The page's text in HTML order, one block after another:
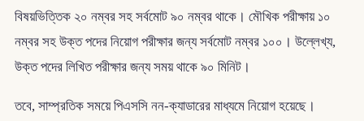
বিষয়ভিত্তিক ২০ নম্বর সহ সর্বমোট ৯০ নম্বর থাকে। মৌখিক পরীক্ষায় ১০
নম্বর সহ উক্ত পদের নিয়োগ পরীক্ষার জন্য সর্বমোট নম্বর ১০০। উল্লেখ্য,
উক্ত পদের লিখিত পরীক্ষার জন্য সময় থাকে ৯০ মিনিট।
তবে, সাম্প্রতিক সময়ে পিএসসি নন-ক্যাডারের মাধ্যমে নিয়োগ হয়েছে।